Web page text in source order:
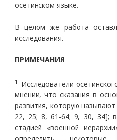
осетинском языке.
В целом же работа
исследования.
ПРИМЕЧАНИЯ
1
Исследователи
мнении, что сказания в
развития, которую
22, 25; 8, 61-64; 9, 30, 34];
стадией «военной